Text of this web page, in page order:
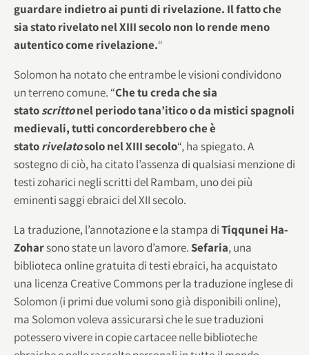
guardare indietro ai punti di rivelazione. Il fatto che
sia stato rivelato nel XIII secolo non lo rende meno
autentico come rivelazione.“
Solomon ha notato che entrambe le visioni condividono
un terreno comune. “Che tu creda che sia
statoscrittonel periodo tana’itico o da mistici spagnoli
medievali, tutti concorderebbero che è
statorivelatosolo nel XIII secolo“, ha spiegato. A
sostegno di ciò, ha citato l’assenza di qualsiasi menzione di
testi zoharici negli scritti del Rambam, uno dei più
eminenti saggi ebraici del XII secolo.
La traduzione, l’annotazione e la stampa diTiqqunei Ha-
Zoharsono state un lavoro d’amore.Sefaria, una
biblioteca online gratuita di testi ebraici, ha acquistato
una licenza Creative Commons per la traduzione inglese di
Solomon (i primi due volumi sono già disponibili online),
ma Solomon voleva assicurarsi che le sue traduzioni
potessero vivere in copie cartacee nelle biblioteche